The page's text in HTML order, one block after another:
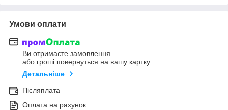
Умови оплати
Ви отримаєте замовлення
або гроші повернуться на вашу картку
Детальніше
Післяплата
Оплата на рахунок